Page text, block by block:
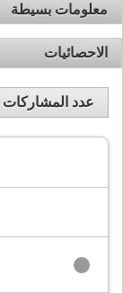
معلومات بسيطة
الاحصائيات
عدد المشاركات